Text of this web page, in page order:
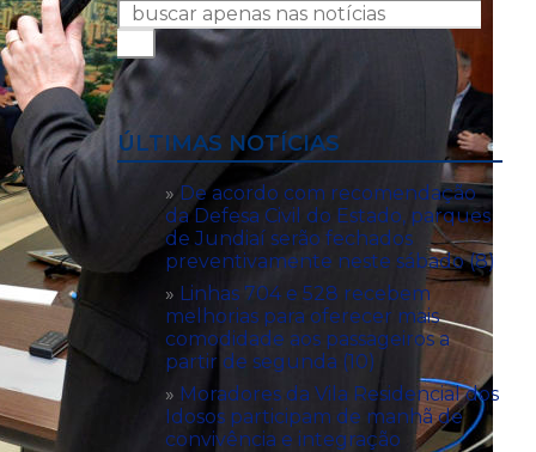
ÚLTIMAS NOTÍCIAS
De acordo com recomendação
da Defesa Civil do Estado, parques
de Jundiaí serão fechados
preventivamente neste sábado (8)
Linhas 704 e 528 recebem
melhorias para oferecer mais
comodidade aos passageiros a
partir de segunda (10)
Moradores da Vila Residencial dos
Idosos participam de manhã de
convivência e integração